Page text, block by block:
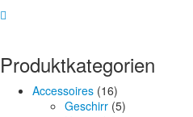
Produktkategorien
Accessoires (16)
Geschirr (5)